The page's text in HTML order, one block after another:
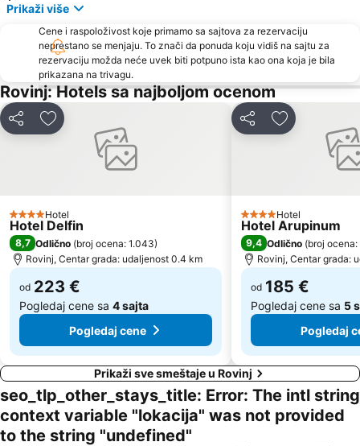
Poreč 24 hours
St. Bernardin
Stand up Comedy by Željko Pervan
Autobusna postaja Pula
Maslinica
Vile Park Bernardin
Koversada
Fisherman's Party
Parentium
Brulo
Galeb AC Solaris
Valeta AC Lanterna
Rose Spa
Prikaži više
Cene i raspoloživost koje primamo sa sajtova za rezervaciju
neprestano se menjaju. To znači da ponuda koju vidiš na sajtu za
rezervaciju možda neće uvek biti potpuno ista kao ona koja je bila
prikazana na trivagu.
Rovinj: Hotels sa najboljom ocenom
Deli Dodati u favorite
4 Zvezdice
Hotel
Hotel Delfin
8,7 Odlično (broj ocena: 1.043)
Rovinj, Centar grada: udaljenost 0.4 km
od 223 €
Pogledaj cene sa 4 sajta
Pogledaj cene
Deli Dodati u
4 Zvezdice
Hotel
Hotel Arupinum
9,4 Odlično (broj ocena:
Rovinj, Centar grada:
od 185 €
Pogledaj cene sa 5
Pogledaj
Prikaži sve smeštaje u Rovinj
seo_tlp_other_stays_title: Error: The intl string
context variable "lokacija" was not provided
to the string "undefined"